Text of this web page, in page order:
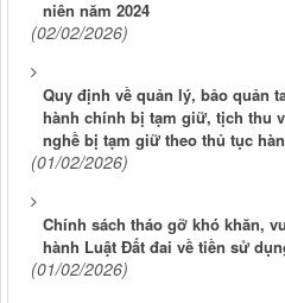
niên năm 2024
(02/02/2026)
Quy định về quản lý, bảo quản
hành chính bị tạm giữ, tịch thu
nghề bị tạm giữ theo thủ tục
(01/02/2026)
Chính sách tháo gỡ khó khăn,
hành Luật Đất đai về tiền sử
(01/02/2026)